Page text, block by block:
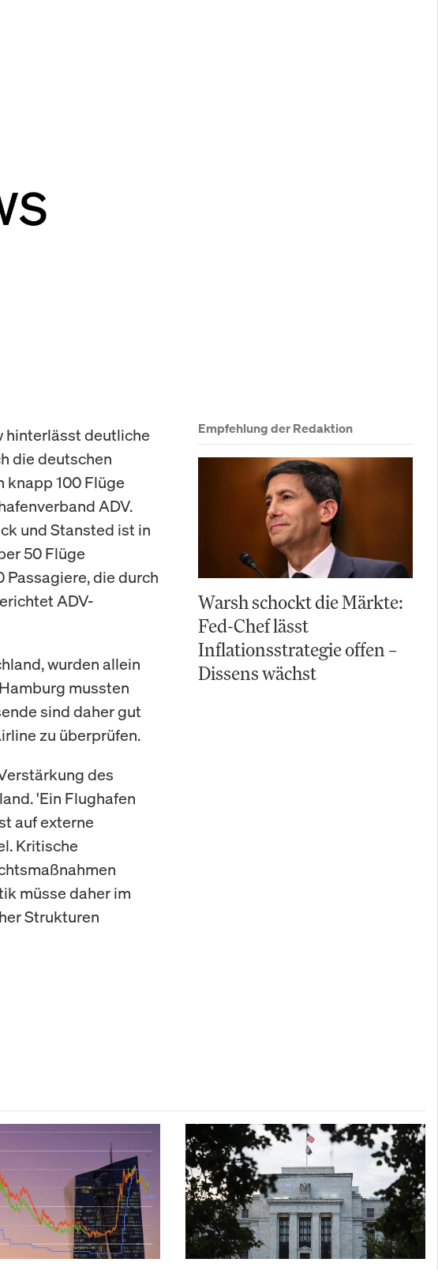
hinterlässt deutliche
die deutschen
knapp 100 Flüge
ADV.
und Stansted ist in
50 Flüge
die durch
ADV-
wurden allein
mussten
sind daher gut
zu überprüfen.
des
'Ein Flughafen
auf externe
Kritische
müsse daher im
Strukturen
Empfehlung der Redaktion
Warsh schockt die Märkte:
Fed-Chef lässt
Inflationsstrategie offen –
Dissens wächst